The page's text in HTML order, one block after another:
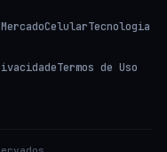
MercadoCelularTecnologia
Termos de Uso